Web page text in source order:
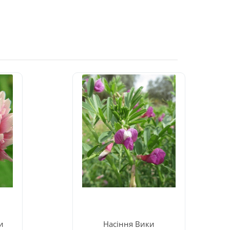
Насіння Вики